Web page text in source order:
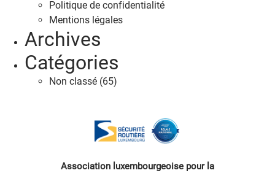
Politique de confidentialité
Mentions légales
Archives
Catégories
Non classé (65)
Association luxembourgeoise pour la